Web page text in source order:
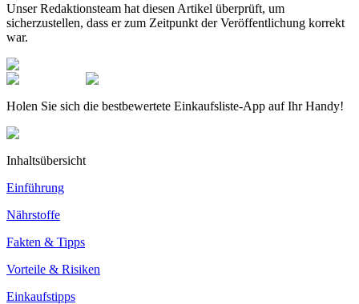
Unser Redaktionsteam hat diesen Artikel überprüft, um
sicherzustellen, dass er zum Zeitpunkt der Veröffentlichung korrekt
war.
Holen Sie sich die bestbewertete Einkaufsliste-App auf Ihr Handy!
Inhaltsübersicht
Einführung
Nährstoffe
Fakten & Tipps
Vorteile & Risiken
Einkaufstipps